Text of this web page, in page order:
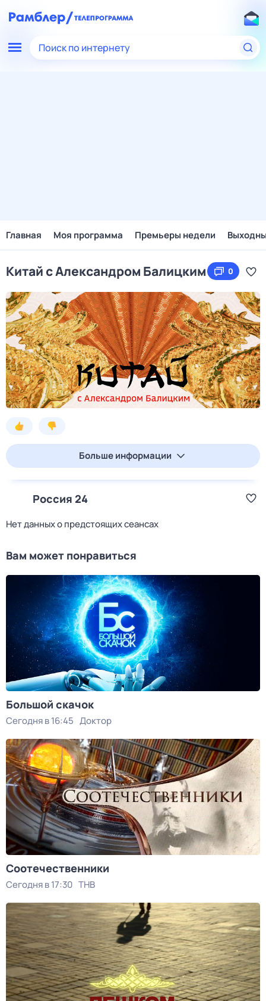
Поиск по интернету
Главная Моя программа Премьеры недели
Китай с Александром Балицким 0
Больше информации
Россия 24
Нет данных о предстоящих сеансах
Вам может понравиться
Большой скачок
Сегодня в 16:45 Доктор
Соотечественники
Сегодня в 17:30 ТНВ